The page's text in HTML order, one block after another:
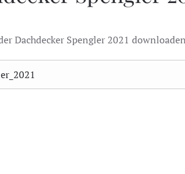
Dachdecker Spengler 2021